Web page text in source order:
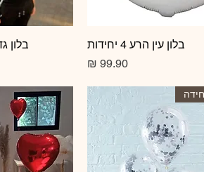
תצוגה מהירה
בלון עין הרע 4 יחידות
מחיר‏99.90 ‏₪
בלון